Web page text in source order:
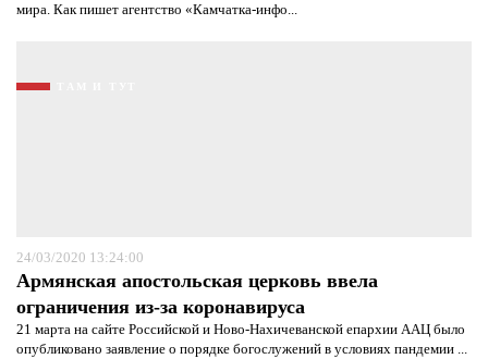
мира. Как пишет агентство «Камчатка-инфо...
24/03/2020 13:24:00
Армянская апостольская церковь ввела
ограничения из-за коронавируса
21 марта на сайте Российской и Ново-Нахичеванской епархии ААЦ было
опубликовано заявление о порядке богослужений в условиях пандемии ...